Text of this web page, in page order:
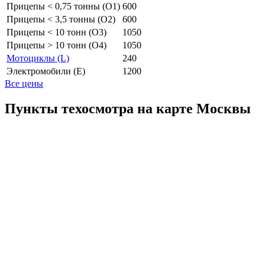
Прицепы < 0,75 тонны (O1) 600
Прицепы < 3,5 тонны (O2)
600
Прицепы < 10 тонн (O3)
1050
Прицепы > 10 тонн (O4)
1050
Мотоциклы (L)
240
Электромобили (E)
1200
Все цены
Пункты техосмотра на карте Москвы